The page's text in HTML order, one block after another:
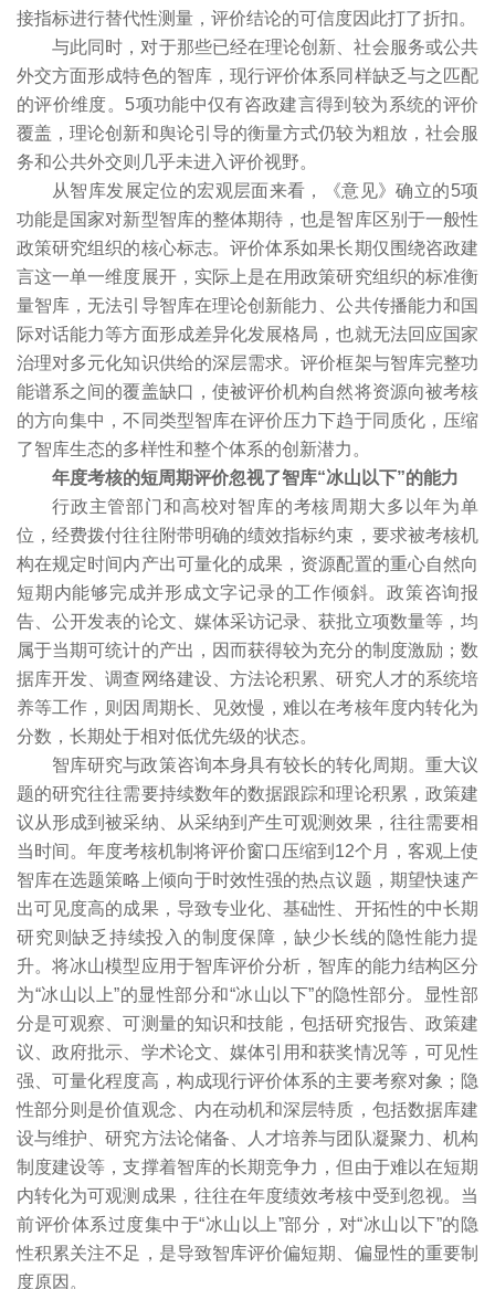
接指标进行替代性测量，评价结论的可信度因此打了折扣。
与此同时，对于那些已经在理论创新、社会服务或公共
外交方面形成特色的智库，现行评价体系同样缺乏与之匹配
的评价维度。5项功能中仅有咨政建言得到较为系统的评价
覆盖，理论创新和舆论引导的衡量方式仍较为粗放，社会服
务和公共外交则几乎未进入评价视野。
从智库发展定位的宏观层面来看，《意见》确立的5项
功能是国家对新型智库的整体期待，也是智库区别于一般性
政策研究组织的核心标志。评价体系如果长期仅围绕咨政建
言这一单一维度展开，实际上是在用政策研究组织的标准衡
量智库，无法引导智库在理论创新能力、公共传播能力和国
际对话能力等方面形成差异化发展格局，也就无法回应国家
治理对多元化知识供给的深层需求。评价框架与智库完整功
能谱系之间的覆盖缺口，使被评价机构自然将资源向被考核
的方向集中，不同类型智库在评价压力下趋于同质化，压缩
了智库生态的多样性和整个体系的创新潜力。
年度考核的短周期评价忽视了智库“冰山以下”的能力
行政主管部门和高校对智库的考核周期大多以年为单
位，经费拨付往往附带明确的绩效指标约束，要求被考核机
构在规定时间内产出可量化的成果，资源配置的重心自然向
短期内能够完成并形成文字记录的工作倾斜。政策咨询报
告、公开发表的论文、媒体采访记录、获批立项数量等，均
属于当期可统计的产出，因而获得较为充分的制度激励；数
据库开发、调查网络建设、方法论积累、研究人才的系统培
养等工作，则因周期长、见效慢，难以在考核年度内转化为
分数，长期处于相对低优先级的状态。
智库研究与政策咨询本身具有较长的转化周期。重大议
题的研究往往需要持续数年的数据跟踪和理论积累，政策建
议从形成到被采纳、从采纳到产生可观测效果，往往需要相
当时间。年度考核机制将评价窗口压缩到12个月，客观上使
智库在选题策略上倾向于时效性强的热点议题，期望快速产
出可见度高的成果，导致专业化、基础性、开拓性的中长期
研究则缺乏持续投入的制度保障，缺少长线的隐性能力提
升。将冰山模型应用于智库评价分析，智库的能力结构区分
为“冰山以上”的显性部分和“冰山以下”的隐性部分。显性部
分是可观察、可测量的知识和技能，包括研究报告、政策建
议、政府批示、学术论文、媒体引用和获奖情况等，可见性
强、可量化程度高，构成现行评价体系的主要考察对象；隐
性部分则是价值观念、内在动机和深层特质，包括数据库建
设与维护、研究方法论储备、人才培养与团队凝聚力、机构
制度建设等，支撑着智库的长期竞争力，但由于难以在短期
内转化为可观测成果，往往在年度绩效考核中受到忽视。当
前评价体系过度集中于“冰山以上”部分，对“冰山以下”的隐
性积累关注不足，是导致智库评价偏短期、偏显性的重要制
度原因。